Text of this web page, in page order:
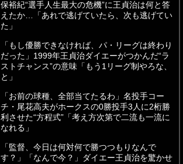
保裕紀“選手人生最大の危機”に王貞治は何と答
えたか…「あれで逃げていたら、次も逃げてい
た」
「もし優勝できなければ、パ・リーグは終わり
だった」1999年王貞治ダイエーがつかんだ“ラ
ストチャンス”の意味「もう1リーグ制やろな、
と」
「お前の球種、全部当てたるわ」名投手コー
チ・尾花高夫がホークスの0勝投手3人に2桁勝
利させた“方程式”「考え方次第で二流も一流に
なれる」
「監督、今日は何対何で勝つつもりなんで
す？」「なんで今？」ダイエー王貞治を驚かせ